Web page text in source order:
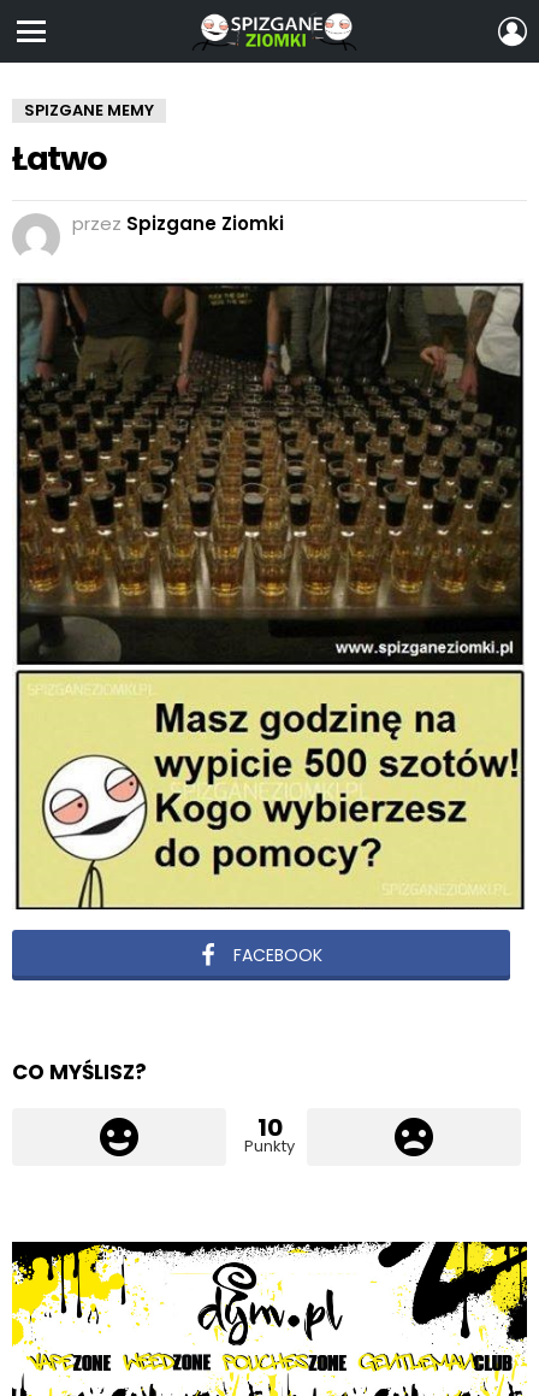
SPIZGANE MEMY
Łatwo
przez Spizgane Ziomki
FACEBOOK
CO MYŚLISZ?
10
Punkty